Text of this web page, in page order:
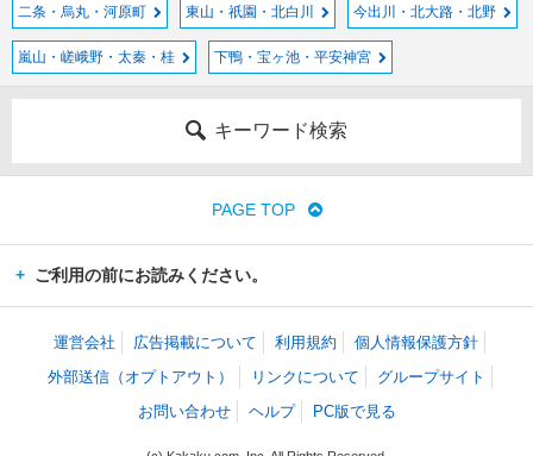
二条・烏丸・河原町 東山・祇園・北白川 今出川・北大路・北野
嵐山・嵯峨野・太秦・桂 下鴨・宝ヶ池・平安神宮
キーワード検索
PAGE TOP
ご利用の前にお読みください。
運営会社 広告掲載について 利用規約
個人情報保護方針
外部送信（オプトアウト）
リンクについて
グループサイト
お問い合わせ
ヘルプ PC版で見る